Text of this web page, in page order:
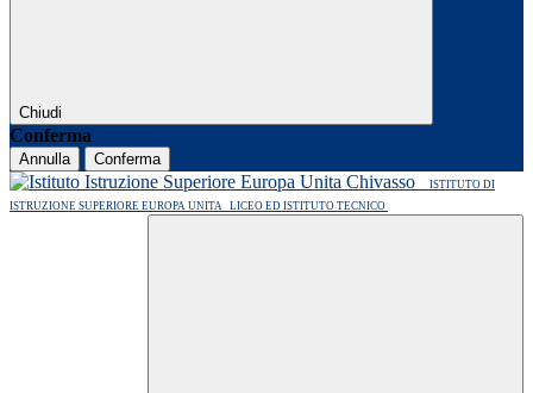
Chiudi
Conferma
Annulla Conferma
ISTITUTO DI
ISTRUZIONE SUPERIORE EUROPA UNITA LICEO ED ISTITUTO TECNICO